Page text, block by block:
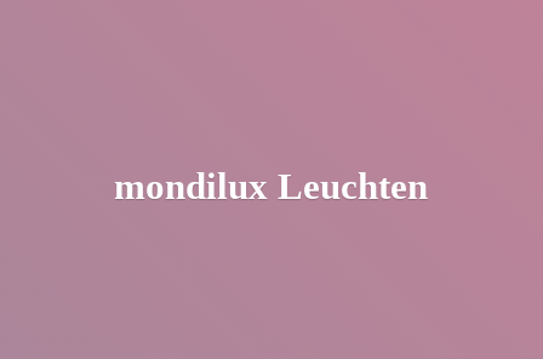
mondilux Leuchten